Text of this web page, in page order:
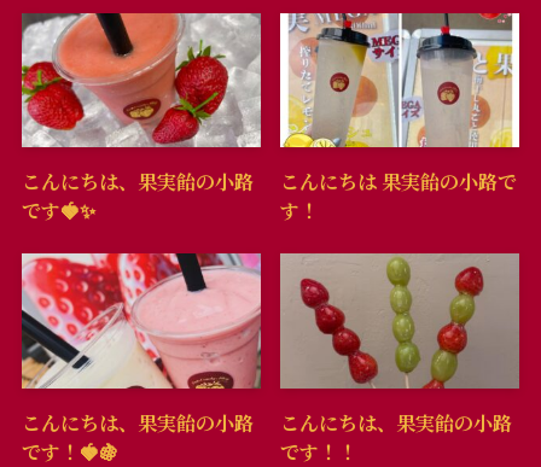
こんにちは、果実飴の小路
です🍓✨️
こんにちは 果実飴の小路で
す！
こんにちは、果実飴の小路
です！🍓🍇
こんにちは、果実飴の小路
です！！